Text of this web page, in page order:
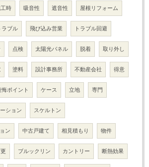
時 吸音性 遮音性 屋根リフォーム
ラブル 飛び込み営業 トラブル回避
点検 太陽光パネル 脱着 取り外し
塗料 設計事務所 不動産会社 得意
悔ポイント ケース 立地 専門
ション スケルトン
ン 中古戸建て 相見積もり 物件
ブルックリン カントリー 断熱効果